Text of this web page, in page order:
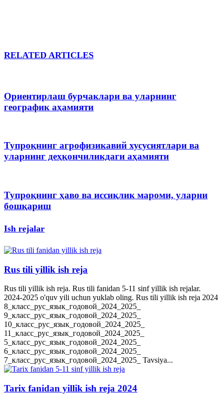
RELATED ARTICLES
Ориентирлаш бурчаклари ва уларнинг
географик аҳамияти
Тупроқнинг агрофизикавий хусусиятлари ва
уларнинг деҳқончиликдаги аҳамияти
Тупроқнинг ҳаво ва иссиқлик мароми, уларни
бошқариш
Ish rejalar
Rus tili yillik ish reja
Rus tili yillik ish reja. Rus tili fanidan 5-11 sinf yillik ish rejalar.
2024-2025 o'quv yili uchun yuklab oling. Rus tili yillik ish reja 2024
8_класс_рус_язык_годовой_2024_2025_
9_класс_рус_язык_годовой_2024_2025_
10_класс_рус_язык_годовой_2024_2025_
11_класс_рус_язык_годовой_2024_2025_
5_класс_рус_язык_годовой_2024_2025_
6_класс_рус_язык_годовой_2024_2025_
7_класс_рус_язык_годовой_2024_2025_ Tavsiya...
Tarix fanidan yillik ish reja 2024